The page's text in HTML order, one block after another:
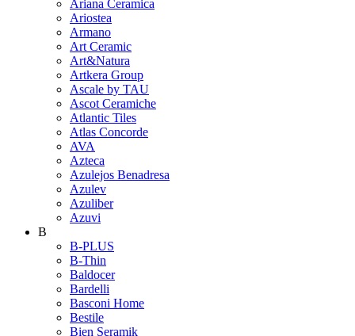
Ariana Ceramica
Ariostea
Armano
Art Ceramic
Art&Natura
Artkera Group
Ascale by TAU
Ascot Ceramiche
Atlantic Tiles
Atlas Concorde
AVA
Azteca
Azulejos Benadresa
Azulev
Azuliber
Azuvi
B
B-PLUS
B-Thin
Baldocer
Bardelli
Basconi Home
Bestile
Bien Seramik